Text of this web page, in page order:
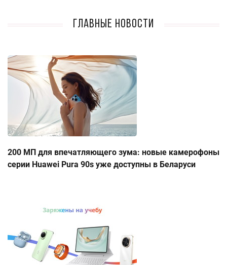
Главные новости
200 МП для впечатляющего зума: новые камерофоны
серии Huawei Pura 90s уже доступны в Беларуси